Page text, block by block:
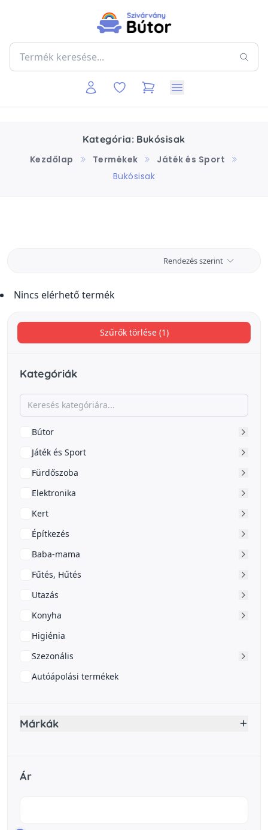
Kategória: Bukósisak
Kezdőlap
Termékek
Játék és Sport
Bukósisak
Szűrők törlése (1)
Kategóriák
Bútor
Játék és Sport
Fürdőszoba
Elektronika
Kert
Építkezés
Baba-mama
Fűtés, Hűtés
Utazás
Konyha
Higiénia
Szezonális
Autóápolási termékek
Márkák
Ár
Rendezés szerint
Nincs elérhető termék